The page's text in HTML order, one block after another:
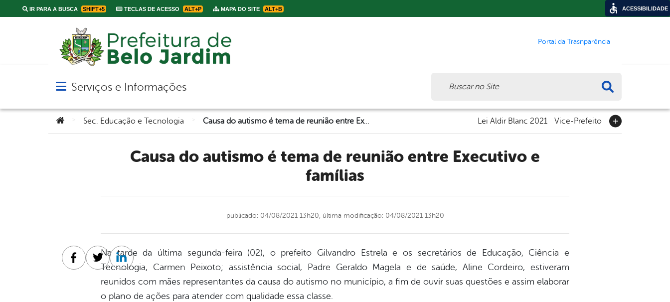
IR PARA A BUSCA SHIFT+5 TECLAS DE ACESSO ALT+P MAPA DO SITE ALT+B
Portal da Trasnparência
Abrir menu principal de navegação
Serviços e Informações
Você está aqui:Sec. Educação e Tecnologia Causa do autismo é tema de reunião entre Executivo e famílias Lei Aldir Blanc 2021 Vice-Prefeito
Causa do autismo é tema de reunião entre Executivo e
famílias
publicado: 04/08/2021 13h20, última modificação: 04/08/2021 13h20
Na tarde da última segunda-feira (02), o prefeito Gilvandro Estrela e os secretários de Educação, Ciência e
Tecnologia, Carmen Peixoto; assistência social, Padre Geraldo Magela e de saúde, Aline Cordeiro, estiveram
reunidos com mães representantes da causa do autismo no município, a fim de ouvir suas questões e assim elaborar
o plano de ações para atender com qualidade essa classe.
Facebook
TwitterLinkedin
ACESSIBILIDADE